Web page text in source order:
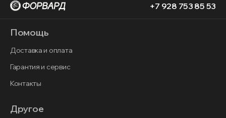
+7 928 753 85 53
Помощь
Доставка и оплата
Гарантия и сервис
Контакты
Другое